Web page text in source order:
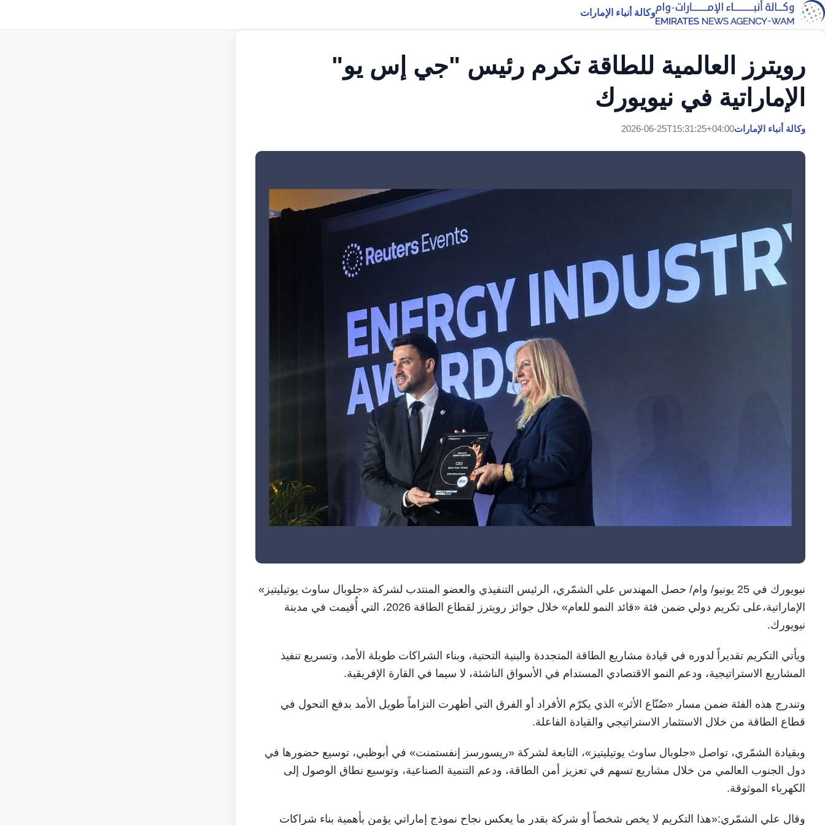
وكالة أنباء الإمارات
رويترز العالمية للطاقة تكرم رئيس "جي إس يو"
الإماراتية في نيويورك
وكالة أنباء الإمارات2026-06-25T15:31:25+04:00
نيويورك في 25 يونيو/ وام/ حصل المهندس علي الشمّري، الرئيس التنفيذي والعضو المنتدب لشركة «جلوبال ساوث يوتيليتيز»
الإماراتية،على تكريم دولي ضمن فئة «قائد النمو للعام» خلال جوائز رويترز لقطاع الطاقة 2026، التي أُقيمت في مدينة
نيويورك.
ويأتي التكريم تقديراً لدوره في قيادة مشاريع الطاقة المتجددة والبنية التحتية، وبناء الشراكات طويلة الأمد، وتسريع تنفيذ
المشاريع الاستراتيجية، ودعم النمو الاقتصادي المستدام في الأسواق الناشئة، لا سيما في القارة الإفريقية.
وتندرج هذه الفئة ضمن مسار «صُنّاع الأثر» الذي يكرّم الأفراد أو الفرق التي أظهرت التزاماً طويل الأمد بدفع التحول في
قطاع الطاقة من خلال الاستثمار الاستراتيجي والقيادة الفاعلة.
وبقيادة الشمّري، تواصل «جلوبال ساوث يوتيليتيز»، التابعة لشركة «ريسورسز إنفستمنت» في أبوظبي، توسيع حضورها في
دول الجنوب العالمي من خلال مشاريع تسهم في تعزيز أمن الطاقة، ودعم التنمية الصناعية، وتوسيع نطاق الوصول إلى
الكهرباء الموثوقة.
وقال علي الشمّري:«هذا التكريم لا يخص شخصاً أو شركة بقدر ما يعكس نجاح نموذج إماراتي يؤمن بأهمية بناء شراكات